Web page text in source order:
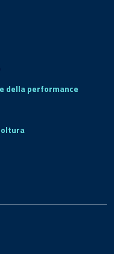
della performance